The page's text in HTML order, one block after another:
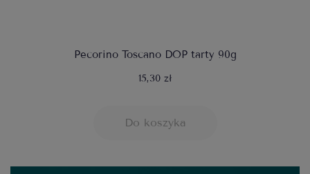
Pecorino Toscano DOP tarty 90g
15,30 zł
Do koszyka